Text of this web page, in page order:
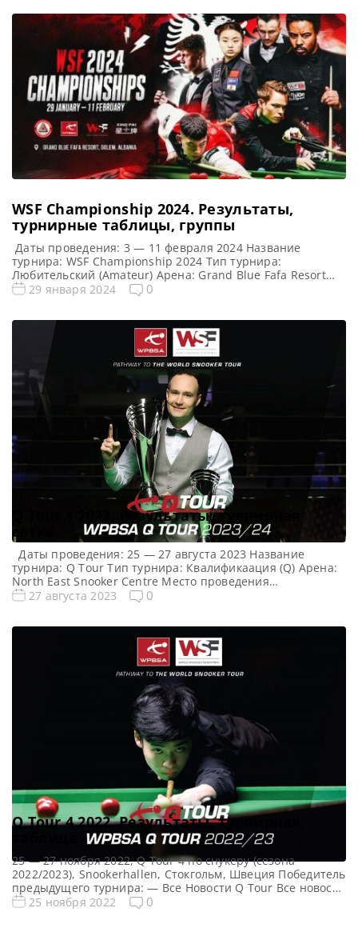
МакГиган (Robbie McGuigan) Турнирная таблица
European Championship 2025: 1/16 финала 1/8 финала 1/4
финала 1/2 финала […]
WSF Championship 2024. Результаты,
турнирные таблицы, группы
Даты проведения: 3 — 11 февраля 2024 Название
турнира: WSF Championship 2024 Тип турнира:
Любительский (Amateur) Арена: Grand Blue Fafa Resort
Место проведения (населенный пункт, город, страна):
предыдущего турнира: Ма Хайлун WSF Championship
2024 Расписание трансляций WSF Championship 2024
Призовой фонд WSF Championship […]
29 января 2024 0
Q Tour 1 2023. Результаты, турнирная
сетка
Даты проведения: 25 — 27 августа 2023 Название
турнира: Q Tour Тип турнира: Квалификаация (Q) Арена:
North East Snooker Centre Место проведения
(населенный пункт, город, страна): Шилдс, Англия,
2023 Квалификация Q Tour 1 2023 Турнирная сетка
27 августа 2023 0
Q Tour 4 2022. Результаты, турнирная
25 — 27 ноября 2022, Q Tour 4 по снукеру (сезона
2022/2023), Snookerhallen, Стокгольм, Швеция Победитель
предыдущего турнира: — Все Новости Q Tour Все новости
и результаты Q Tour 4 (2022/2023) Квалификация Q Tour 4
25 ноября 2022 0